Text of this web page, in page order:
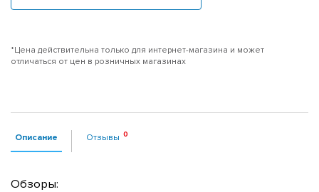
*Цена действительна только для интернет-магазина и может
отличаться от цен в розничных магазинах
Описание Отзывы
Обзоры: